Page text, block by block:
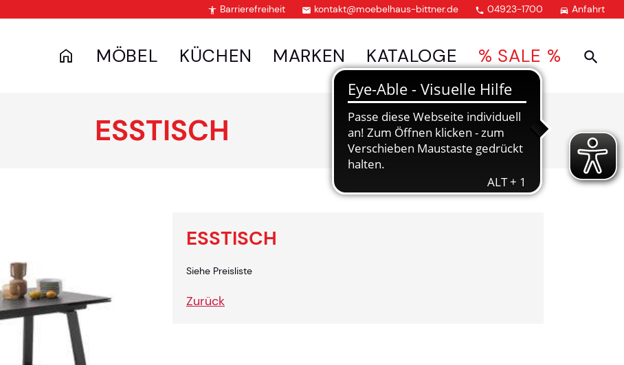
 Barrierefreiheit  kontakt@moebelhaus-bittner.de  04923-1700  Anfahrt
MÖBEL KÜCHEN MARKEN KATALOGE % SALE %
ESSTISCH
ESSTISCH
Siehe Preisliste
Zurück